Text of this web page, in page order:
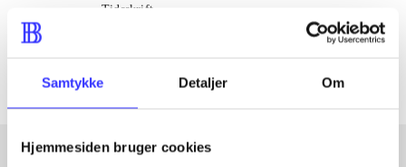
Samtykke Detaljer Om
Hjemmesiden bruger cookies
Tidsskrift
Artiklerne i